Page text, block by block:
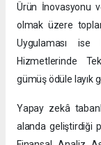
Ürün İnovasyonu
olmak üzere
Uygulaması ise
Hizmetlerinde
gümüş ödüle layık
Yapay zekâ
alanda geliştirdiği